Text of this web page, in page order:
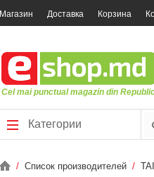
Магазин Доставка Корзина
Cel mai punctual magazin din
Категории
/ Список производителей /